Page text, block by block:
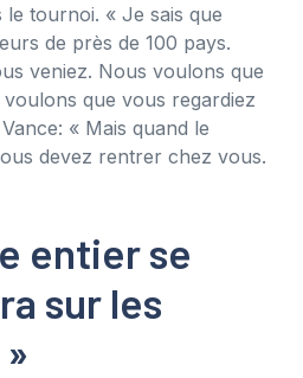
tournoi. « Je sais que
de près de 100 pays.
veniez. Nous voulons que
que vous regardiez
« Mais quand le
devez rentrer chez vous.
entier se
sur les